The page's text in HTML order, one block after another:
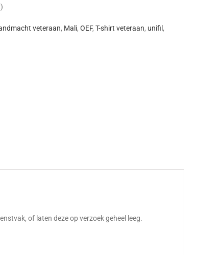
veteraan, Mali, OEF, T-shirt veteraan, unifil ,
of laten deze op verzoek geheel leeg.